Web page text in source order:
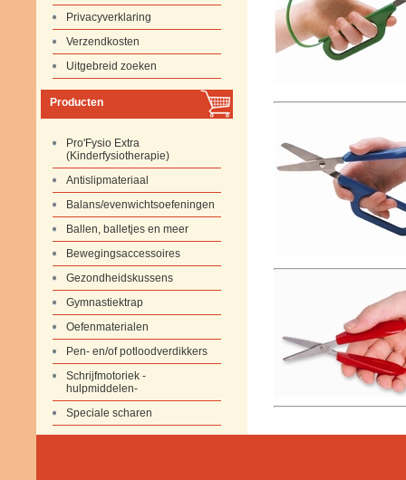
Privacyverklaring
Verzendkosten
Uitgebreid zoeken
Producten
Pro'Fysio Extra
(Kinderfysiotherapie)
Antislipmateriaal
Balans/evenwichtsoefeningen
Ballen, balletjes en meer
Bewegingsaccessoires
Gezondheidskussens
Gymnastiektrap
Oefenmaterialen
Pen- en/of potloodverdikkers
Schrijfmotoriek -
hulpmiddelen-
Speciale scharen